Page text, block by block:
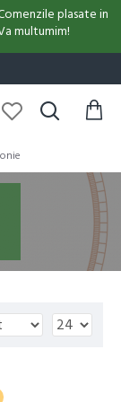
plasate in
multumim!